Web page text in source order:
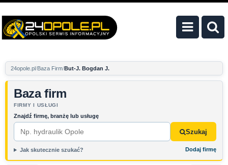
24opole.pl Baza Firm But-J. Bogdan J.
Baza firm
FIRMY I USŁUGI
Znajdź firmę, branżę lub usługę
Szukaj
Jak skutecznie szukać? Dodaj firmę